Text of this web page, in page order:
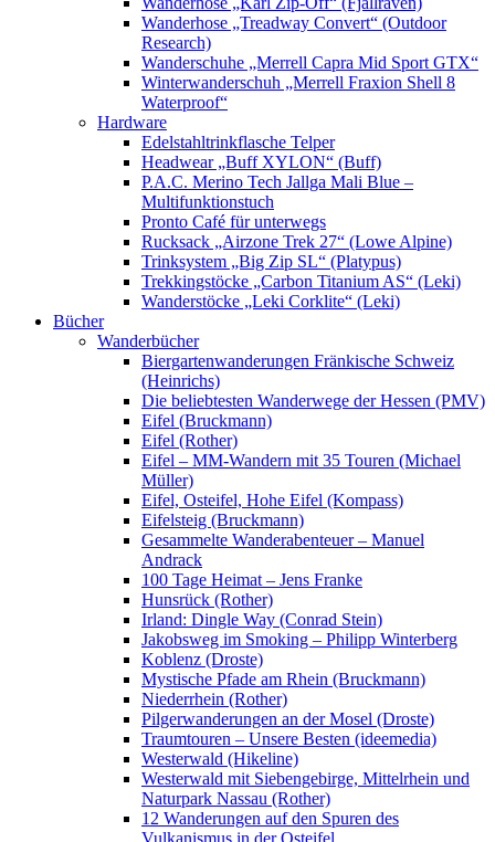
Wanderhose „Treadway Convert“ (Outdoor
Research)
Wanderschuhe „Merrell Capra Mid Sport GTX“
Winterwanderschuh „Merrell Fraxion Shell 8
Waterproof“
Hardware
Edelstahltrinkflasche Telper
Headwear „Buff XYLON“ (Buff)
P.A.C. Merino Tech Jallga Mali Blue –
Multifunktionstuch
Pronto Café für unterwegs
Rucksack „Airzone Trek 27“ (Lowe Alpine)
Trinksystem „Big Zip SL“ (Platypus)
Trekkingstöcke „Carbon Titanium AS“ (Leki)
Wanderstöcke „Leki Corklite“ (Leki)
Bücher
Wanderbücher
Biergartenwanderungen Fränkische Schweiz
(Heinrichs)
Die beliebtesten Wanderwege der Hessen (PMV)
Eifel (Bruckmann)
Eifel (Rother)
Eifel – MM-Wandern mit 35 Touren (Michael
Müller)
Eifel, Osteifel, Hohe Eifel (Kompass)
Eifelsteig (Bruckmann)
Gesammelte Wanderabenteuer – Manuel
Andrack
100 Tage Heimat – Jens Franke
Hunsrück (Rother)
Irland: Dingle Way (Conrad Stein)
Jakobsweg im Smoking – Philipp Winterberg
Koblenz (Droste)
Mystische Pfade am Rhein (Bruckmann)
Niederrhein (Rother)
Pilgerwanderungen an der Mosel (Droste)
Traumtouren – Unsere Besten (ideemedia)
Westerwald (Hikeline)
Westerwald mit Siebengebirge, Mittelrhein und
Naturpark Nassau (Rother)
12 Wanderungen auf den Spuren des
Vulkanismus in der Osteifel